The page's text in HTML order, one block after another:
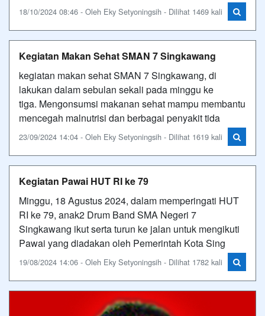
18/10/2024 08:46 - Oleh Eky Setyoningsih - Dilihat 1469 kali
Kegiatan Makan Sehat SMAN 7 Singkawang
kegiatan makan sehat SMAN 7 Singkawang, di
lakukan dalam sebulan sekali pada minggu ke
tiga. Mengonsumsi makanan sehat mampu membantu
mencegah malnutrisi dan berbagai penyakit tida
23/09/2024 14:04 - Oleh Eky Setyoningsih - Dilihat 1619 kali
Kegiatan Pawai HUT RI ke 79
Minggu, 18 Agustus 2024, dalam memperingati HUT
RI ke 79, anak2 Drum Band SMA Negeri 7
Singkawang ikut serta turun ke jalan untuk mengikuti
Pawai yang diadakan oleh Pemerintah Kota Sing
19/08/2024 14:06 - Oleh Eky Setyoningsih - Dilihat 1782 kali